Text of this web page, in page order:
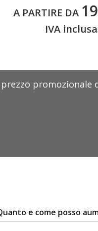
A PARTIRE DA
IVA
prezzo promozionale
e come posso